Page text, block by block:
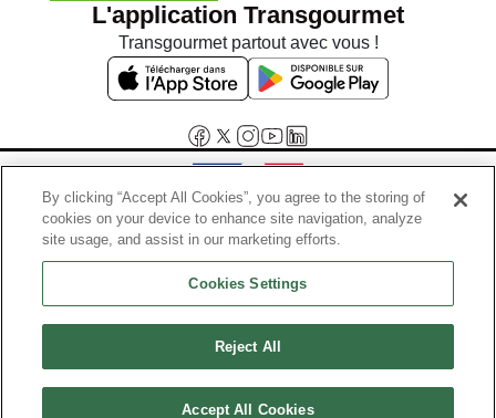
L'application Transgourmet
Transgourmet partout avec vous !
Interdiction de vente de boissons alcooliques aux mineurs de
moins de 18 ans
La preuve de majorité de l'acheteur est exigée au moment de la vente
Code de la santé publique, Aar.l.3342-1 et l.3353-3
© Tous droits réservés
By clicking “Accept All Cookies”, you agree to the storing of
cookies on your device to enhance site navigation, analyze
site usage, and assist in our marketing efforts.
Cookies Settings
Reject All
Accept All Cookies